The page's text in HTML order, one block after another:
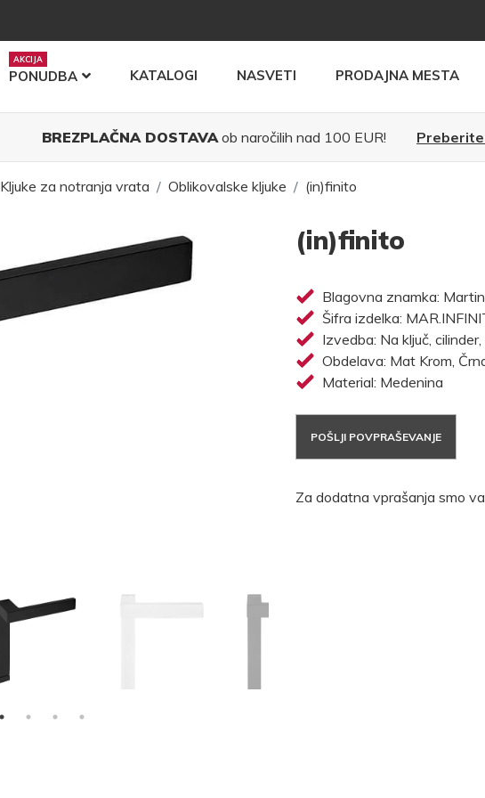
PONUDBA KATALOGI NASVETI PRODAJNA MESTA
BREZPLAČNA DOSTAVAob naročilih nad 100 EUR! Preberite
Kljuke za notranja vrata Oblikovalske kljuke (in)finito
(in)finito
Blagovna znamka:
Šifra izdelka:
Izvedba: Na ključ,
Obdelava: Mat Krom,
Material: Medenina
POŠLJI POVPRAŠEVANJE
Za dodatna vprašanja smo